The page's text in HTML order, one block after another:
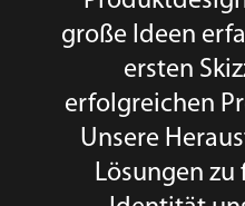
große Ideen
ersten
erfolgreichen
Unsere
Lösungen